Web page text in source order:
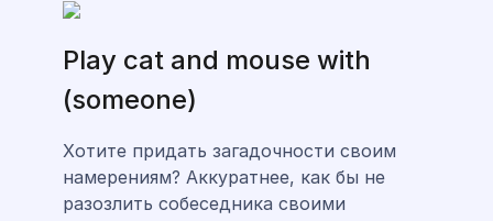
Play cat and mouse with
(someone)
Хотите придать загадочности своим
намерениям? Аккуратнее, как бы не
разозлить собеседника своими